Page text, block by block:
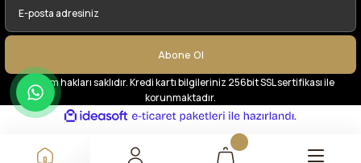
Abone Ol
© Tüm hakları saklıdır. Kredi kartı bilgileriniz 256bit SSL sertifikası ile
korunmaktadır.
ideasoft
e-
paketleri